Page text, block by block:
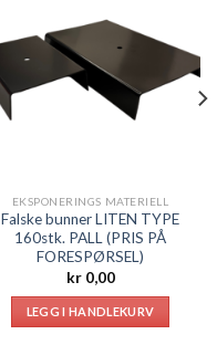
EKSPONERINGS MATERIELL
Falske bunner LITEN TYPE
160stk. PALL (PRIS PÅ
FORESPØRSEL)
kr0,00
LEGG I HANDLEKURV